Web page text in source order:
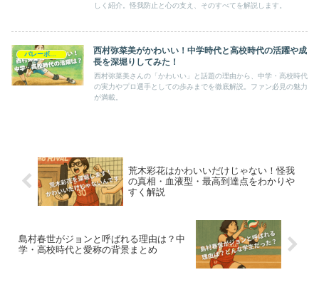
しく紹介。怪我防止と心の支え、そのすべてを解説します。
西村弥菜美がかわいい！中学時代と高校時代の活躍や成
長を深堀りしてみた！
西村弥菜美さんの「かわいい」と話題の理由から、中学・高校時代
の実力やプロ選手としての歩みまでを徹底解説。ファン必見の魅力
が満載。
荒木彩花はかわいいだけじゃない！怪我
の真相・血液型・最高到達点をわかりや
すく解説
島村春世がジョンと呼ばれる理由は？中
学・高校時代と愛称の背景まとめ